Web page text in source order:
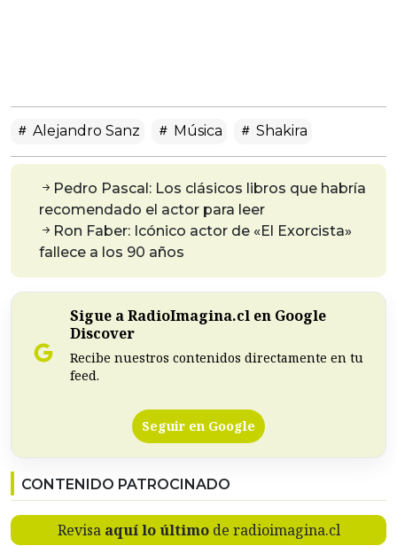
Alejandro Sanz Música Shakira
Pedro Pascal: Los clásicos libros que habría
recomendado el actor para leer
Ron Faber: Icónico actor de «El Exorcista»
fallece a los 90 años
Sigue a RadioImagina.cl en Google
Discover
Recibe nuestros contenidos directamente en tu
feed.
Seguir en Google
CONTENIDO PATROCINADO
Revisa aquí lo últimode radioimagina.cl